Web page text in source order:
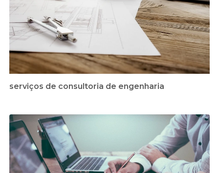
serviços de consultoria de engenharia